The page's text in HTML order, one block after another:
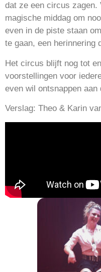
dat ze een circus zagen.
magische middag om
even in de piste staan
te gaan, een herinnering
Het circus blijft nog tot
voorstellingen voor
even wil ontsnappen aan
Verslag: Theo & Karin